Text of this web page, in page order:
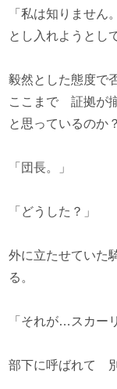
「私は知りませ
とし入れようとし
毅然とした態度で
ここまで 証拠が
と思っているのか？
「団長。」
「どうした？」
外に立たせていた
る。
「それが…スカー
部下に呼ばれて